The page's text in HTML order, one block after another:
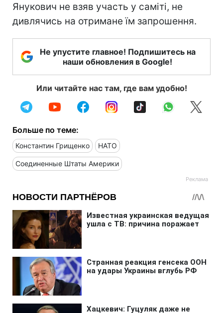
Янукович не взяв участь у саміті, не
дивлячись на отримане їм запрошення.
Не упустите главное! Подпишитесь на
наши обновления в Google!
Или читайте нас там, где вам удобно!
Больше по теме:
Константин Грищенко НАТО
Соединенные Штаты Америки